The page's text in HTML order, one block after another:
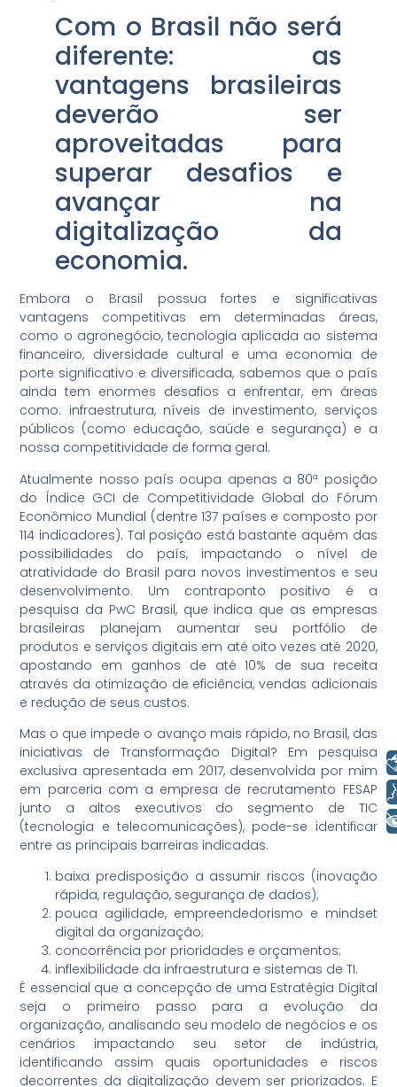
Com o Brasil não será
diferente: as
vantagens brasileiras
deverão ser
aproveitadas para
superar desafios e
avançar na
digitalização da
economia.
Embora o Brasil possua fortes e significativas
vantagens competitivas em determinadas áreas,
como o agronegócio, tecnologia aplicada ao sistema
financeiro, diversidade cultural e uma economia de
porte significativo e diversificada, sabemos que o país
ainda tem enormes desafios a enfrentar, em áreas
como: infraestrutura, níveis de investimento, serviços
públicos (como educação, saúde e segurança) e a
nossa competitividade de forma geral.
Atualmente nosso país ocupa apenas a 80ª posição
do Índice GCI de Competitividade Global do Fórum
Econômico Mundial (dentre 137 países e composto por
114 indicadores). Tal posição está bastante aquém das
possibilidades do país, impactando o nível de
atratividade do Brasil para novos investimentos e seu
desenvolvimento. Um contraponto positivo é a
pesquisa da PwC Brasil, que indica que as empresas
brasileiras planejam aumentar seu portfólio de
produtos e serviços digitais em até oito vezes até 2020,
apostando em ganhos de até 10% de sua receita
através da otimização de eficiência, vendas adicionais
e redução de seus custos.
Mas o que impede o avanço mais rápido, no Brasil, das
iniciativas de Transformação Digital? Em pesquisa
exclusiva apresentada em 2017, desenvolvida por mim
em parceria com a empresa de recrutamento FESAP
junto a altos executivos do segmento de TIC
(tecnologia e telecomunicações), pode-se identificar
entre as principais barreiras indicadas.
baixa predisposição a assumir riscos (inovação
rápida, regulação, segurança de dados);
pouca agilidade, empreendedorismo e mindset
digital da organização;
concorrência por prioridades e orçamentos;
inflexibilidade da infraestrutura e sistemas de TI.
É essencial que a concepção de uma Estratégia Digital
seja o primeiro passo para a evolução da
organização, analisando seu modelo de negócios e os
cenários impactando seu setor de indústria,
identificando assim quais oportunidades e riscos
decorrentes da digitalização devem ser priorizados. E
Libras
Voz
+ Acessibilidade